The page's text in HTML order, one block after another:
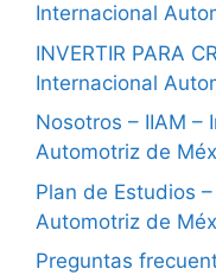
Internacional
INVERTIR PARA
Internacional
Nosotros – IIAM –
Automotriz de
Plan de Estudios
Automotriz de
Preguntas